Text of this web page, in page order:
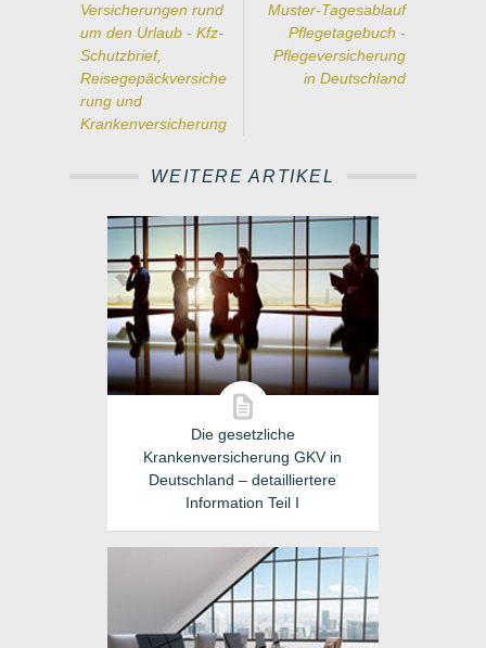
Versicherungen rund
um den Urlaub - Kfz-
Schutzbrief,
Reisegepäckversiche
rung und
Krankenversicherung
Muster-Tagesablauf
Pflegetagebuch -
Pflegeversicherung
in Deutschland
WEITERE ARTIKEL
Die gesetzliche
Krankenversicherung GKV in
Deutschland – detailliertere
Information Teil I